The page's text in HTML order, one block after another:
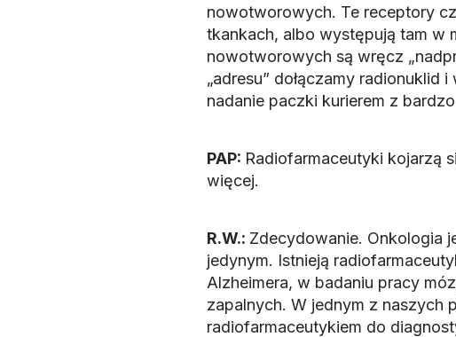
nowotworowych. Te receptory
tkankach, albo występują tam w
nowotworowych są wręcz
„adresu” dołączamy radionuklid
nadanie paczki kurierem z
PAP: Radiofarmaceutyki kojarzą
więcej.
R.W.: Zdecydowanie. Onkologia
jedynym. Istnieją
Alzheimera, w badaniu pracy
zapalnych. W jednym z naszych
radiofarmaceutykiem do